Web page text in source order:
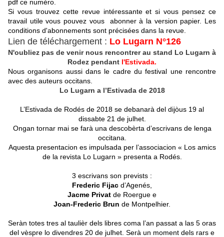
pdf ce numéro.
Si vous trouvez cette revue intéressante et si vous pensez ce
travail utile vous pouvez vous abonner à la version papier. Les
conditions d'abonnements sont précisées dans la revue.
Lien de téléchargement : Lo Lugarn N°126
N'oubliez pas de venir nous rencontrer au stand Lo Lugarn à
Rodez pendant l'Estivada.
Nous organisons aussi dans le cadre du festival une rencontre
avec des auteurs occitans.
Lo Lugarn a l’Estivada de 2018
L’Estivada de Rodés de 2018 se debanarà del dijòus 19 al
dissabte 21 de julhet.
Ongan tornar mai se farà una descobèrta d’escrivans de lenga
occitana.
Aquesta presentacion es impulsada per l’associacion « Los amics
de la revista Lo Lugarn » presenta a Rodés.
3 escrivans son prevists :
Frederic Fijac d’Agenés,
Jacme Privat de Roergue e
Joan-Frederic Brun de Montpelhier.
Seràn totes tres al taulièr dels libres coma l’an passat a las 5 oras
del vèspre lo divendres 20 de julhet. Serà un moment dels rars e